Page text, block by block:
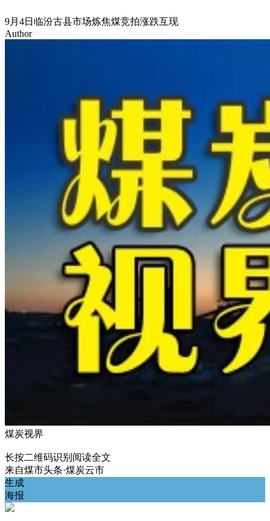
9月4日临汾古县市场炼焦煤竞拍涨跌互现
Author
煤炭视界
长按二维码识别阅读全文
来自煤市头条·煤炭云市
生成
海报